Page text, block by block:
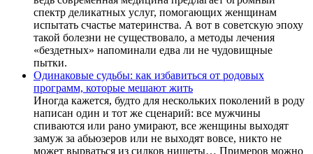
спектр деликатных услуг, помогающих женщинам
испытать счастье материнства. А вот в советскую эпоху
такой болезни не существовало, а методы лечения
«бездетных» напоминали едва ли не чудовищные
пытки.
Одинаковые судьбы: как избавиться от родовых
программ, которые мешают жить
Иногда кажется, будто для нескольких поколений в роду
написан один и тот же сценарий: все мужчины
спиваются или рано умирают, все женщины выходят
замуж за абьюзеров или не выходят вовсе, никто не
может вырваться из силков нищеты… Примеров можно